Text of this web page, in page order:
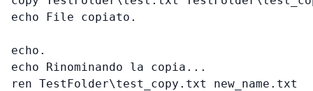
echo File copiato.
echo.
echo Rinominando la copia...
ren TestFolder\test_copy.txt new_name.txt